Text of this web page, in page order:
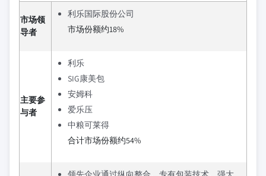
市场领
导者
利乐国际股份公司
市场份额约18%
主要参
与者
利乐
SIG康美包
安姆科
爱乐压
中粮可莱得
合计市场份额约54%